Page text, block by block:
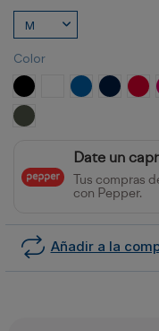
Color
NEGRO BLANCOROYAL MARINO
VERDE PINO
Date un
Tus compras
con Pepper.
Añadir a la